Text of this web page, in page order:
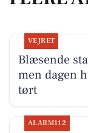
VEJRET
Blæsende
men dagen
tørt
ALARM112